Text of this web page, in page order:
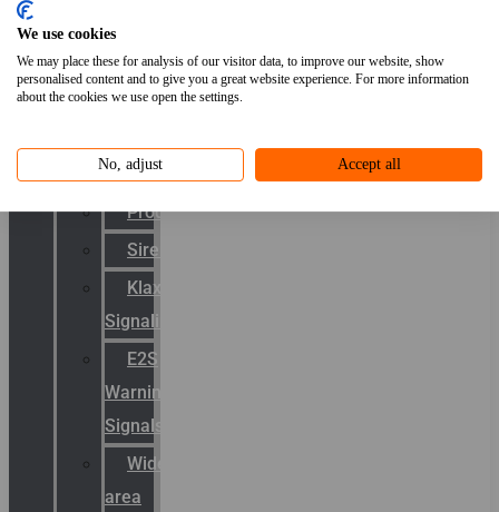
We use cookies
We may place these for analysis of our visitor data, to improve our website, show
personalised content and to give you a great website experience. For more information
about the cookies we use open the settings.
No, adjust Accept all
TL
naar
LED
Productcatalogus
Sirena
Klaxon
Signaling
E2S
Warning
Signals
Wide
area